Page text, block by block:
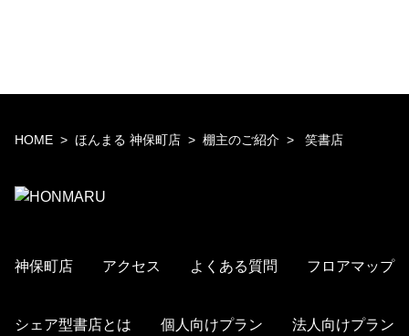
HOME ほんまる 神保町店 棚主のご紹介 笑書店
神保町店 アクセス よくある質問 フロアマップ
シェア型書店とは 個人向けプラン 法人向けプラン